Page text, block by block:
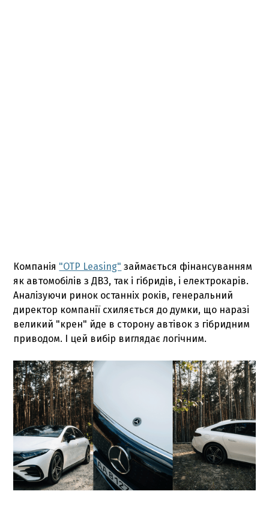
Компанія "OTP Leasing" займається фінансуванням
як автомобілів з ДВЗ, так і гібридів, і електрокарів.
Аналізуючи ринок останніх років, генеральний
директор компанії схиляється до думки, що наразі
великий "крен" йде в сторону автівок з гібридним
приводом. І цей вибір виглядає логічним.